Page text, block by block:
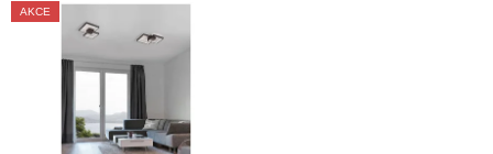
AKCE